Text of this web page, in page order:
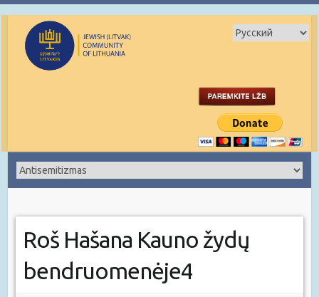
Roš Hašana Kauno žydų
bendruomenėje4